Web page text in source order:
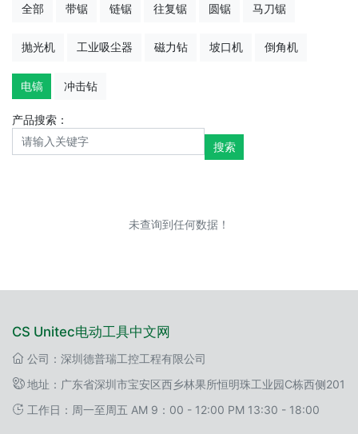
全部
带锯 链锯 往复锯 圆锯 马刀锯
抛光机 工业吸尘器 磁力钻 坡口机 倒角机
电镐 冲击钻
产品搜索：
搜索
未查询到任何数据！
CS Unitec电动工具中文网
公司：深圳德普瑞工控工程有限公司
地址：广东省深圳市宝安区西乡林果所恒明珠工业园C栋西侧201
工作日：周一至周五 AM 9：00 - 12:00 PM 13:30 - 18:00